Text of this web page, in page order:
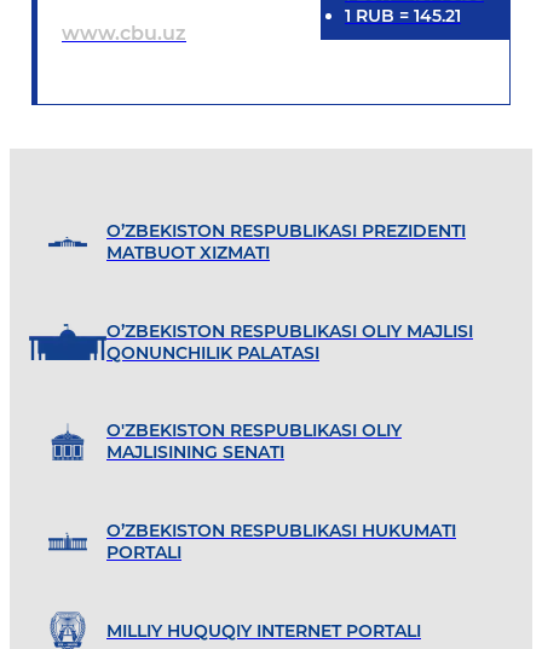
www.cbu.uz
1 RUB = 145.21
O’ZBEKISTON RESPUBLIKASI PREZIDENTI
MATBUOT XIZMATI
O’ZBEKISTON RESPUBLIKASI OLIY MAJLISI
QONUNCHILIK PALATASI
O'ZBEKISTON RESPUBLIKASI OLIY
MAJLISINING SENATI
O’ZBEKISTON RESPUBLIKASI HUKUMATI
PORTALI
MILLIY HUQUQIY INTERNET PORTALI